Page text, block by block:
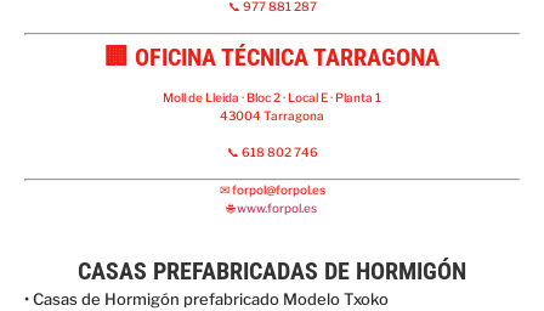
📞 977 881 287
🏢 OFICINA TÉCNICA TARRAGONA
Moll de Lleida · Bloc 2 · Local E · Planta 1
43004 Tarragona
📞 618 802 746
✉forpol@forpol.es
🌐www.forpol.es
CASAS PREFABRICADAS DE HORMIGÓN
• Casas de Hormigón prefabricado Modelo Txoko